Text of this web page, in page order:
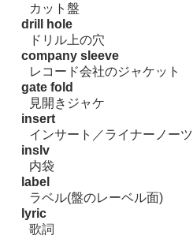
カット盤
drill hole
ドリル上の穴
company sleeve
レコード会社のジャケット
gate fold
見開きジャケ
insert
インサート／ライナーノーツ
inslv
内袋
label
ラベル(盤のレーベル面)
lyric
歌詞